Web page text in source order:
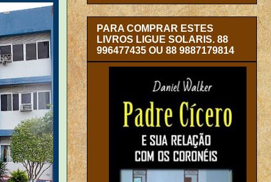
PARA COMPRAR ESTES
LIVROS LIGUE SOLARIS. 88
996477435 OU 88 9887179814